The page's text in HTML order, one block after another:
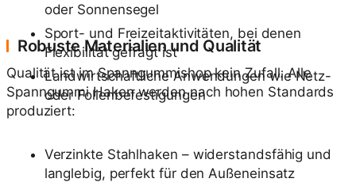
oder Sonnensegel
Sport- und Freizeitaktivitäten, bei denen
Flexibilität gefragt ist
Landwirtschaftliche Anwendungen wie Netz-
oder Folienbefestigungen
Robuste Materialien und Qualität
Qualität ist im Spanngummishop kein Zufall. Alle
Spanngummi Haken werden nach hohen Standards
produziert:
Verzinkte Stahlhaken – widerstandsfähig und
langlebig, perfekt für den Außeneinsatz